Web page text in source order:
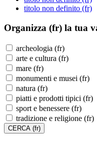
titolo non definito (fr)
Organizza (fr) la tua
archeologia (fr)
arte e cultura (fr)
mare (fr)
monumenti e musei (fr)
natura (fr)
piatti e prodotti tipici (fr)
sport e benessere (fr)
tradizione e religione (fr)